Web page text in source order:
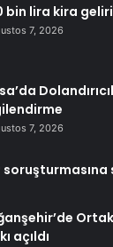
bin lira kira geliri
7, 2026
7, 2026
açıldı